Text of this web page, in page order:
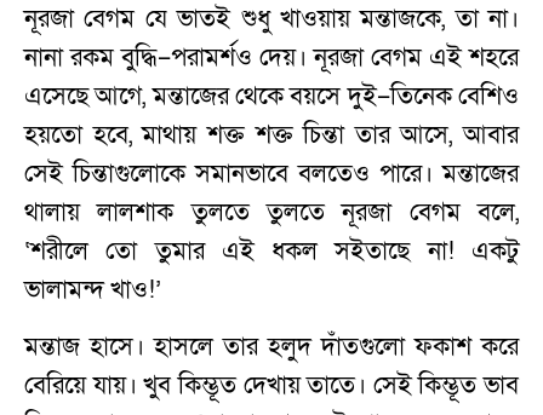
নূরজা বেগম যে ভাতই শুধু খাওয়ায় মন্তাজকে, তা না।
নানা রকম বুদ্ধি–পরামর্শও দেয়। নূরজা বেগম এই শহরে
এসেছে আগে, মন্তাজের থেকে বয়সে দুই–তিনেক বেশিও
হয়তো হবে, মাথায় শক্ত শক্ত চিন্তা তার আসে, আবার
সেই চিন্তাগুলোকে সমানভাবে বলতেও পারে। মন্তাজের
থালায় লালশাক তুলতে তুলতে নূরজা বেগম বলে,
‘শরীলে তো তুমার এই ধকল সইতাছে না! একটু
ভালামন্দ খাও!’
মন্তাজ হাসে। হাসলে তার হলুদ দাঁতগুলো ফকাশ করে
বেরিয়ে যায়। খুব কিম্ভূত দেখায় তাতে। সেই কিম্ভূত ভাব